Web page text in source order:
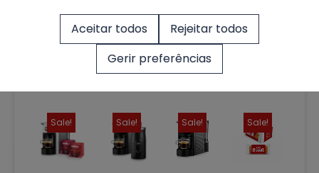
Produtos Destacados
Sale! Sale! Sale! Sale!
Aceitar todos
Rejeitar todos
Gerir preferências